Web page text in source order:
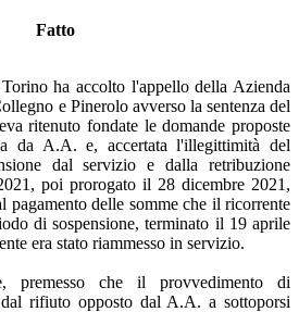
Fatto
ha accolto l'appello della Azienda
e Pinerolo avverso la sentenza del
ritenuto fondate le domande proposte
da A.A. e, accertata l'illegittimità del
dal servizio e dalla retribuzione
poi prorogato il 28 dicembre 2021,
pagamento delle somme che il ricorrente
di sospensione, terminato il 19 aprile
era stato riammesso in servizio.
premesso che il provvedimento di
dal rifiuto opposto dal A.A. a sottoporsi